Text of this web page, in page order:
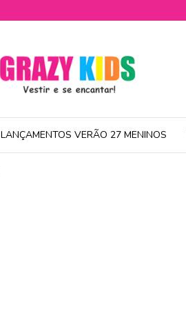
LANÇAMENTOS VERÃO 27 MENINOS